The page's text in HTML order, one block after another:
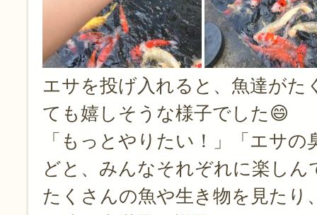
エサを投げ入れると、魚達がた
ても嬉しそうな様子でした😄
「もっとやりたい！」「エサ
どと、みんなそれぞれに楽しん
たくさんの魚や生き物を見たり